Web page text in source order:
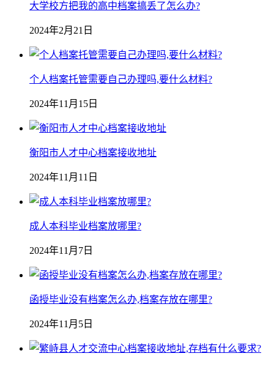
大学校方把我的高中档案搞丢了怎么办?
2024年2月21日
个人档案托管需要自己办理吗,要什么材料?
2024年11月15日
衡阳市人才中心档案接收地址
2024年11月11日
成人本科毕业档案放哪里?
2024年11月7日
函授毕业没有档案怎么办,档案存放在哪里?
2024年11月5日